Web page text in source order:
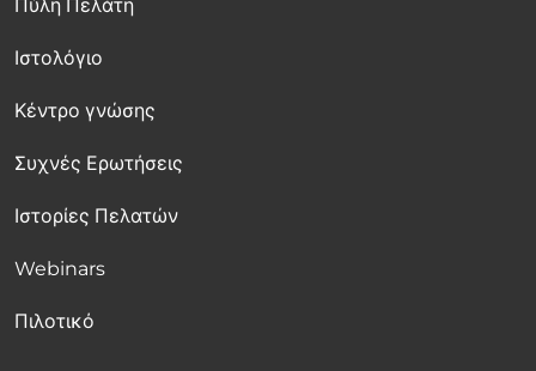
Πύλη Πελάτη
Ιστολόγιο
Κέντρο γνώσης
Συχνές Ερωτήσεις
Ιστορίες Πελατών
Webinars
Πιλοτικό